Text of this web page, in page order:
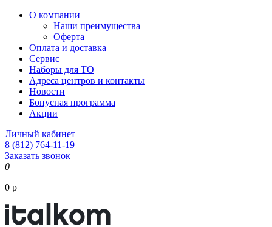
О компании
Наши преимущества
Оферта
Оплата и доставка
Сервис
Наборы для ТО
Адреса центров и контакты
Новости
Бонусная программа
Акции
Личный кабинет
8 (812) 764-11-19
Заказать звонок
0
0 р